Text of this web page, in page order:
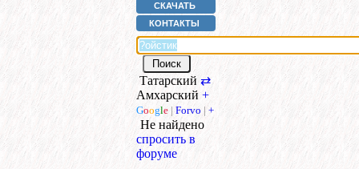
СКАЧАТЬ
КОНТАКТЫ
Татарский ⇄
Амхарский +
Google | Forvo | +
Не найдено
спросить в
форуме